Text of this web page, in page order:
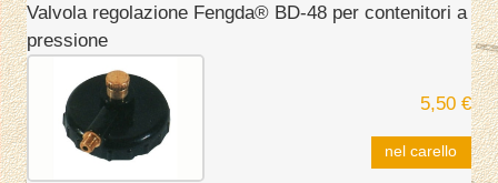
Valvola regolazione Fengda® BD-48 per contenitori a
pressione
5,50 €
nel carello